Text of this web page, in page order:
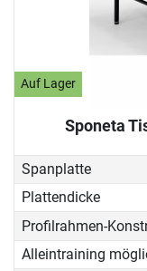
Auf Lager
Sponeta
Spanplatte
Plattendicke
Profilrahmen-
Alleintraining